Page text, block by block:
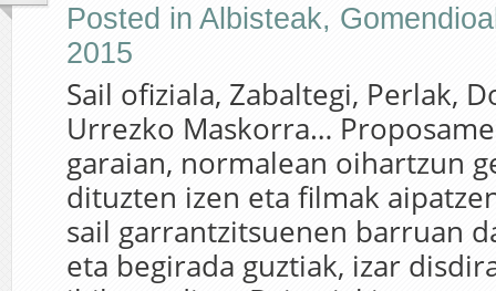
Posted in Albisteak,
2015
Sail ofiziala, Zabaltegi, Perlak,
Urrezko Maskorra…
garaian, normalean oihartzun
dituzten izen eta filmak
sail garrantzitsuenen barruan
eta begirada guztiak, izar